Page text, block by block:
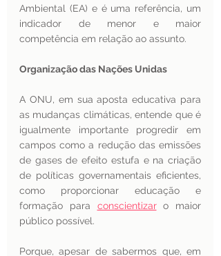
Ambiental (EA) e é uma referência, um
indicador de menor e maior
competência em relação ao assunto.
Organização das Nações Unidas
A ONU, em sua aposta educativa para
as mudanças climáticas, entende que é
igualmente importante progredir em
campos como a redução das emissões
de gases de efeito estufa e na criação
de políticas governamentais eficientes,
como proporcionar educação e
formação para conscientizar o maior
público possível.
Porque, apesar de sabermos que, em